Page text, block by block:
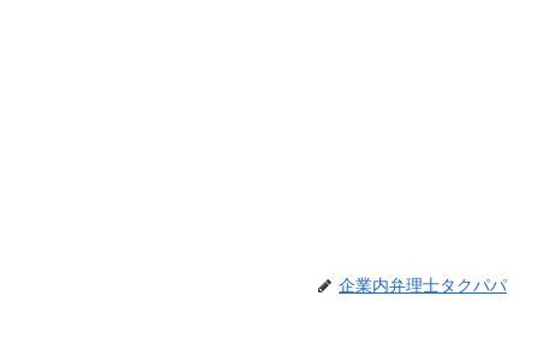
企業内弁理士タクパパ